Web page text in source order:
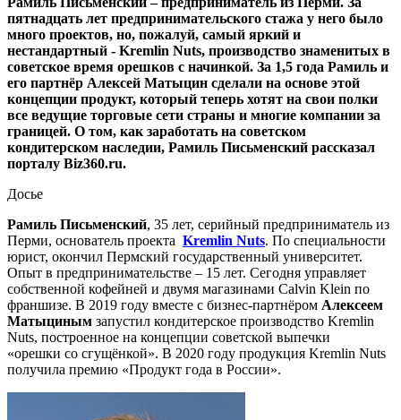
пятнадцать лет предпринимательского стажа у него было
много проектов, но, пожалуй, самый яркий и
нестандартный - Kremlin Nuts, производство знаменитых в
советское время орешков с начинкой. За 1,5 года Рамиль и
его партнёр Алексей Матыцин сделали на основе этой
концепции продукт, который теперь хотят на свои полки
все ведущие торговые сети страны и многие компании за
границей. О том, как заработать на советском
кондитерском наследии, Рамиль Письменский рассказал
порталу Biz360.ru.
Досье
Рамиль Письменский, 35 лет, серийный предприниматель из
Перми, основатель проекта Kremlin Nuts. По специальности
юрист, окончил Пермский государственный университет.
Опыт в предпринимательстве – 15 лет. Сегодня управляет
собственной кофейней и двумя магазинами Calvin Klein по
франшизе. В 2019 году вместе с бизнес-партнёром Алексеем
Матыциным запустил кондитерское производство Kremlin
Nuts, построенное на концепции советской выпечки
«орешки со сгущёнкой». В 2020 году продукция Kremlin Nuts
получила премию «Продукт года в России».